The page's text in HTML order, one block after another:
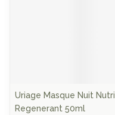
Uriage Masque Nuit Nutri
Regenerant 50ml